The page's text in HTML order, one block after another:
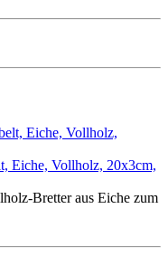
Eiche, Vollholz, 20x3cm,
Bretter aus Eiche zum